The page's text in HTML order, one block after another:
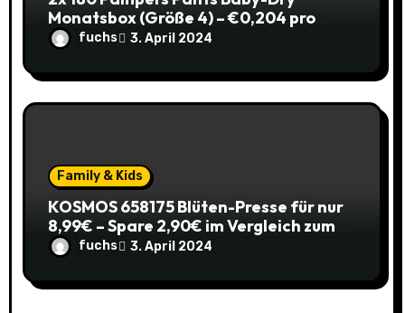
Monatsbox (Größe 4) – €0,204 pro
Pants (Sparabo) – Spare €38,39
fuchs 3. April 2024
Family & Kids
KOSMOS 658175 Blüten-Presse für nur
8,99€ – Spare 2,90€ im Vergleich zum
alten Preis!
fuchs 3. April 2024